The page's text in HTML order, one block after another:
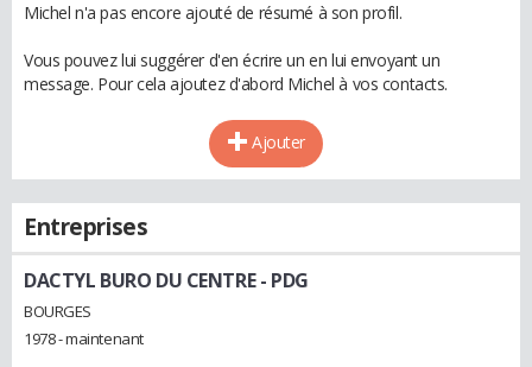
Michel n'a pas encore ajouté de résumé à son profil.
Vous pouvez lui suggérer d'en écrire un en lui envoyant un
message. Pour cela ajoutez d'abord Michel à vos contacts.
Ajouter
Entreprises
DACTYL BURO DU CENTRE- PDG
BOURGES
1978 - maintenant